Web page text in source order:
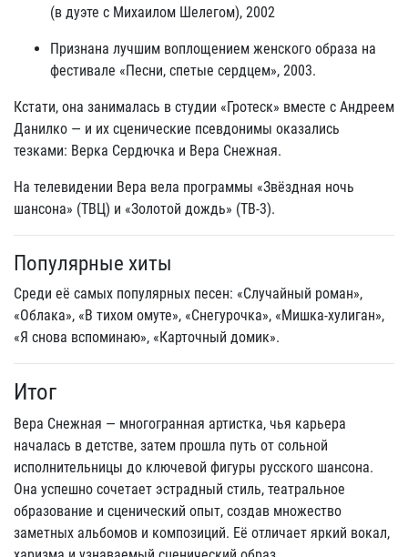
(в дуэте с Михаилом Шелегом), 2002
Признана лучшим воплощением женского образа на
фестивале «Песни, спетые сердцем», 2003.
Кстати, она занималась в студии «Гротеск» вместе с Андреем
Данилко — и их сценические псевдонимы оказались
тезками: Верка Сердючка и Вера Снежная.
На телевидении Вера вела программы «Звёздная ночь
шансона» (ТВЦ) и «Золотой дождь» (ТВ‑3).
Популярные хиты
Среди её самых популярных песен: «Случайный роман»,
«Облака», «В тихом омуте», «Снегурочка», «Мишка‑хулиган»,
«Я снова вспоминаю», «Карточный домик».
Итог
Вера Снежная — многогранная артистка, чья карьера
началась в детстве, затем прошла путь от сольной
исполнительницы до ключевой фигуры русского шансона.
Она успешно сочетает эстрадный стиль, театральное
образование и сценический опыт, создав множество
заметных альбомов и композиций. Её отличает яркий вокал,